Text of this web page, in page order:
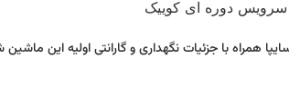
با جزئیات نگهداری و گارانتی اولیه این